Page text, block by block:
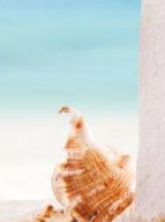
unserer Angebote,